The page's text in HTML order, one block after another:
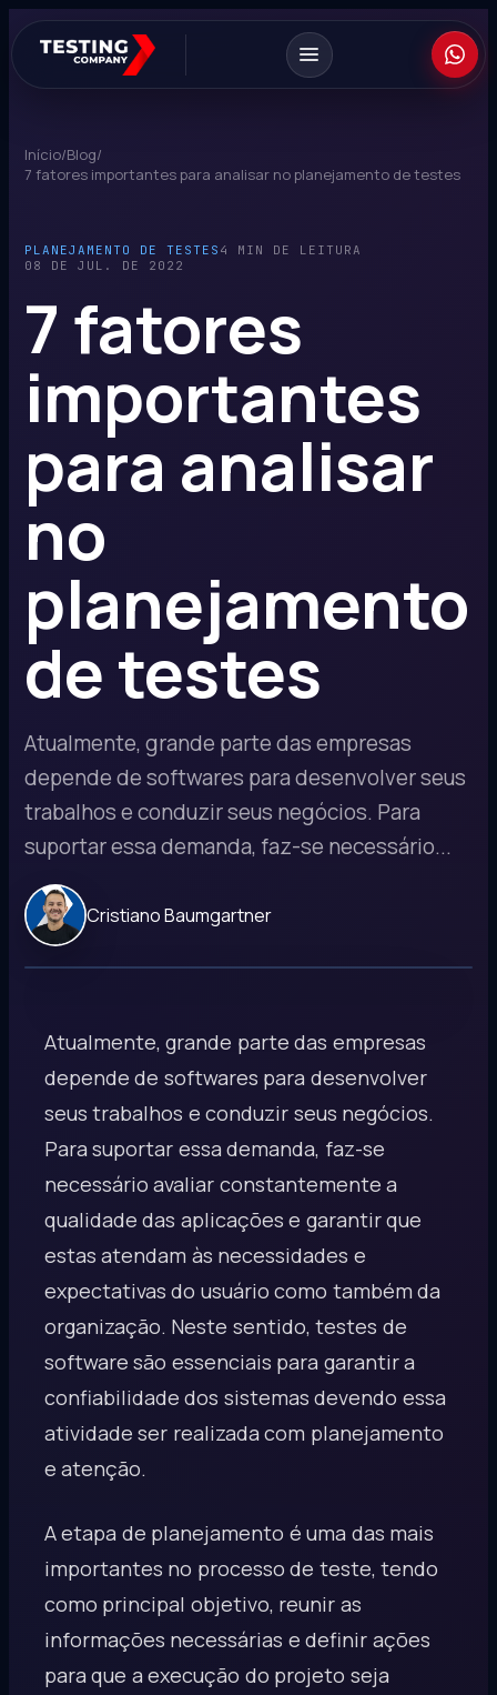
Início/Blog/
7 fatores importantes para analisar no planejamento de testes
PLANEJAMENTO DE TESTES 4 MIN DE LEITURA
08 DE JUL. DE 2022
7 fatores
importantes
para analisar
no
planejamento
de testes
Atualmente, grande parte das empresas
depende de softwares para desenvolver seus
trabalhos e conduzir seus negócios. Para
suportar essa demanda, faz-se necessário...
Cristiano Baumgartner
Atualmente, grande parte das empresas
depende de softwares para desenvolver
seus trabalhos e conduzir seus negócios.
Para suportar essa demanda, faz-se
necessário avaliar constantemente a
qualidade das aplicações e garantir que
estas atendam às necessidades e
expectativas do usuário como também da
organização. Neste sentido, testes de
software são essenciais para garantir a
confiabilidade dos sistemas devendo essa
atividade ser realizada com planejamento
e atenção.
A etapa de planejamento é uma das mais
importantes no processo de teste, tendo
como principal objetivo, reunir as
informações necessárias e definir ações
para que a execução do projeto seja